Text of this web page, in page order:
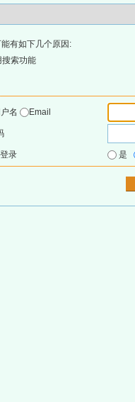
有如下几个原因:
搜索功能
名
Email
录 是